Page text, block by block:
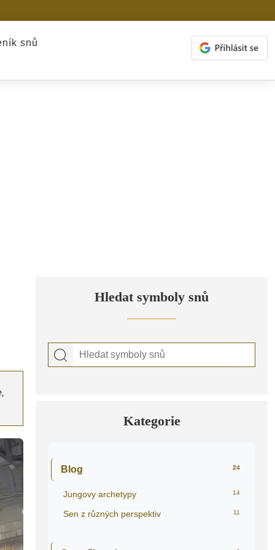
snů
Hledat symboly snů
Kategorie
Blog 24
Jungovy archetypy 14
Sen z různých perspektiv 11